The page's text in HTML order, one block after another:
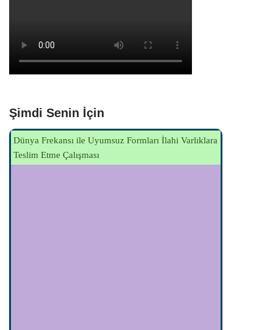
Şimdi Senin İçin
Aşk Rehberleri 07.10.2017
Oyun Bağımlılığı İçin Ho'oponopono ile Arınma
Çalışması
Sevmek ve Sevilmek Öğretimiz
Meleklerle İletişim İçin Çalışma Programı
Işık ve Sevgi Kapısı
Dünya Frekansı ile Uyumsuz Formları İlahi Varlıklara
Teslim Etme Çalışması